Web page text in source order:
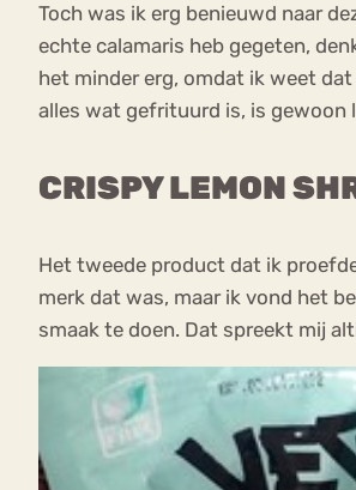
Toch was ik erg benieuwd naar
echte calamaris heb gegeten,
het minder erg, omdat ik weet
alles wat gefrituurd is, is gewoon
CRISPY LEMON
Het tweede product dat ik
merk dat was, maar ik vond het
smaak te doen. Dat spreekt mij